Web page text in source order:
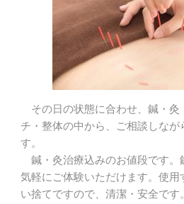
その日の状態に合わせ、鍼・灸
チ・整体の中から、ご相談しなが
す。
鍼・灸治療込みのお値段です。
気軽にご体験いただけます。使
い捨てですので、清潔・安全です